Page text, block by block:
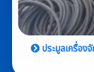
ประมูลเครื่อง